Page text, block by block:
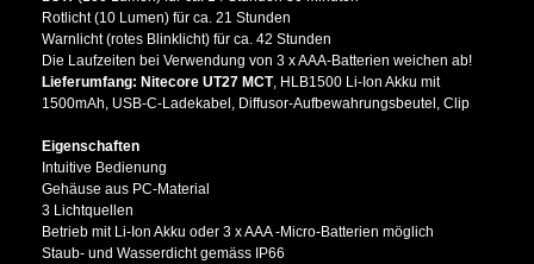
Rotlicht (10 Lumen) für ca. 21 Stunden
Warnlicht (rotes Blinklicht) für ca. 42 Stunden
Die Laufzeiten bei Verwendung von 3 x AAA-Batterien weichen ab!
Lieferumfang: Nitecore UT27 MCT, HLB1500 Li-Ion Akku mit
1500mAh, USB-C-Ladekabel, Diffusor-Aufbewahrungsbeutel, Clip
Eigenschaften
Intuitive Bedienung
Gehäuse aus PC-Material
3 Lichtquellen
Betrieb mit Li-Ion Akku oder 3 x AAA -Micro-Batterien möglich
Staub- und Wasserdicht gemäss IP66